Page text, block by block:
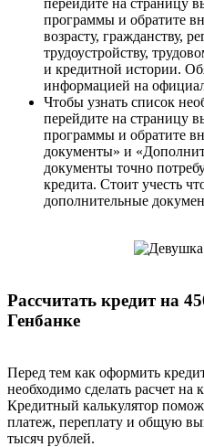
перейдите на страницу
программы и обратите
возрасту, гражданству,
трудоустройству,
и кредитной истории.
информацией на
Чтобы узнать список
перейдите на страницу
программы и обратите
документы» и
документы точно
кредита. Стоит учесть
дополнительные
Рассчитать кредит на
Генбанке
Перед тем как оформить
необходимо сделать расчет на
Кредитный калькулятор
платеж, переплату и общую
тысяч рублей.